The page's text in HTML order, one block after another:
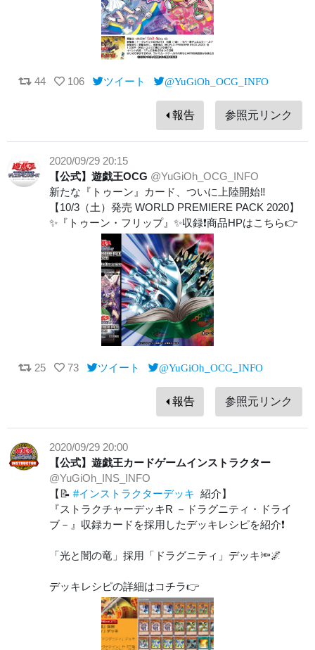
44 106 ツイート @YuGiOh_OCG_INFO
報告 参照元リンク
2020/09/29 20:15
【公式】遊戯王OCG @YuGiOh_OCG_INFO
新たな『トゥーン』カード、ついに上陸開始‼️
【10/3（土）発売 WORLD PREMIERE PACK 2020】
✨『トゥーン・フリップ』✨収録❗️商品HPはこちら👉
25 73 ツイート @YuGiOh_OCG_INFO
報告 参照元リンク
2020/09/29 20:00
【公式】遊戯王カードゲームインストラクター
@YuGiOh_INS_INFO
【📝 #インストラクターデッキ 紹介】
『ストラクチャーデッキR －ドラグニティ・ドライ
ブ－』収録カードを採用したデッキレシピを紹介❗
「光と闇の竜」採用「ドラグニティ」デッキ🔦🌌
デッキレシピの詳細はコチラ👉